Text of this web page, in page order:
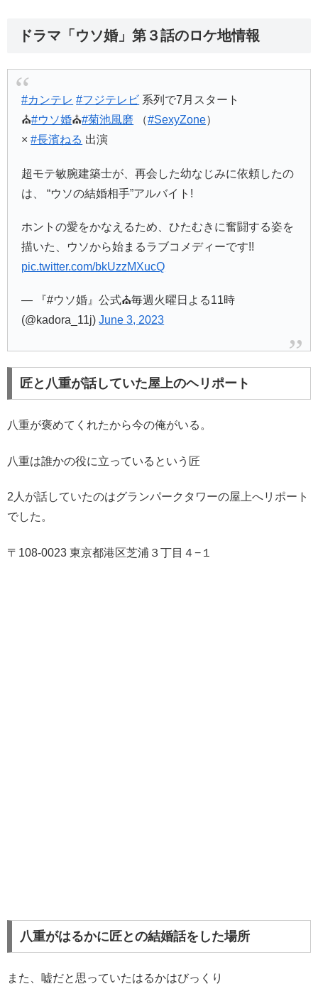
ドラマ「ウソ婚」第３話のロケ地情報
#カンテレ #フジテレビ 系列で7月スタート
⛪️#ウソ婚⛪️#菊池風磨 （#SexyZone）
×#長濱ねる 出演
超モテ敏腕建築士が、再会した幼なじみに依頼したの
は、 “ウソの結婚相手”アルバイト!
ホントの愛をかなえるため、ひたむきに奮闘する姿を
描いた、ウソから始まるラブコメディーです!!
pic.twitter.com/bkUzzMXucQ
— 『#ウソ婚』公式⛪毎週火曜日よる11時
(@kadora_11j)June 3, 2023
匠と八重が話していた屋上のヘリポート
八重が褒めてくれたから今の俺がいる。
八重は誰かの役に立っているという匠
2人が話していたのはグランパークタワーの屋上へリポート
でした。
〒108-0023 東京都港区芝浦３丁目４−１
八重がはるかに匠との結婚話をした場所
また、嘘だと思っていたはるかはびっくり